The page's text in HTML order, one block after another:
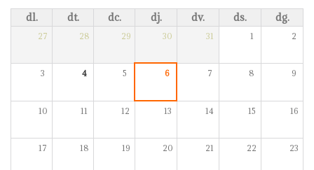
dl. dt. dc. dj. dv. ds. dg.
27 28 29 30 31 1 2
3 4 5 6 7 8 9
10 11 12 13 14 15 16
17 18 19 20 21 22 23